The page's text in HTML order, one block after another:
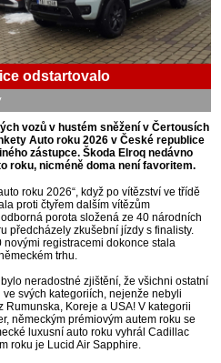
odstartovalo
vozů v hustém sněžení v Čertousích
Auto roku 2026 v České republice
zástupce. Škoda Elroq nedávno
roku, nicméně doma není favoritem.
roku 2026“, když po vítězství ve třídě
proti čtyřem dalším vítězům
porota složená ze 40 národních
předcházely zkušební jízdy s finalisty.
registracemi dokonce stala
trhu.
neradostné zjištění, že všichni ostatní
svých kategoriích, nejenže nebyli
Koreje a USA! V kategorii
německým prémiovým autem roku se
luxusní auto roku vyhrál Cadillac
roku je Lucid Air Sapphire.